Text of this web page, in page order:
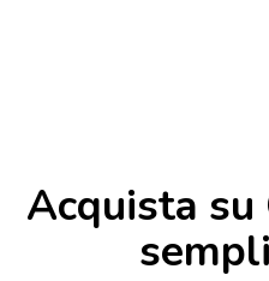
Acquista su